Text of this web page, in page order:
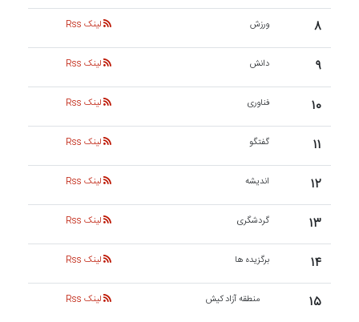
۸ ورزش لینک Rss
۹ دانش لینک Rss
۱۰ فناوری لینک Rss
۱۱ گفتگو لینک Rss
۱۲ اندیشه لینک Rss
۱۳ گردشگری لینک Rss
۱۴ برگزیده ها لینک Rss
۱۵ منطقه آزاد کیش لینک Rss